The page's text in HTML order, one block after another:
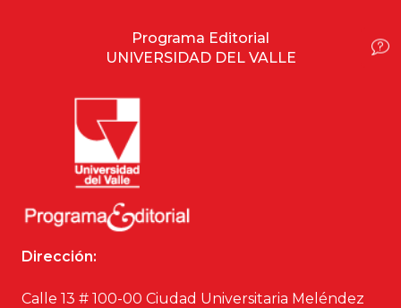
Matemáticas
Medicina
Medioambiente
Programa Editorial
UNIVERSIDAD DEL VALLE
Dirección:
Calle 13 # 100-00 Ciudad Universitaria Meléndez